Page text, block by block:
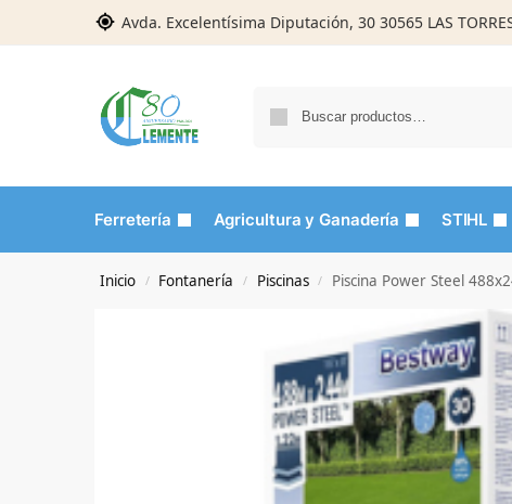
Avda. Excelentísima Diputación, 30 30565 LAS
Ferretería Agricultura y Ganadería STIHL
Inicio / Fontanería / Piscinas / Piscina Power Steel